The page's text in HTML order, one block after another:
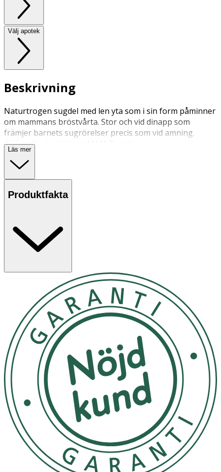
Välj apotek
Beskrivning
Naturtrogen sugdel med len yta som i sin form påminner
om mammans bröstvårta. Stor och vid dinapp som
främjer barnets sugrörelser precis som vid amning.
Gäller alla storlekar avMAM Teatdinapp.
Dinapp storlek 1:
flöde.
modersmjölkersättning. Dinappp med medium flöde.
Dinapp storlek 3:
Från ca 4 månader. Används till bröstmjölk och
Dinapp stl X-skåra:
Från ca 6 månader. Används till välling och tjockare
vätskor. Dinapp med extra snabbt flöde.
Läs mer
Produktfakta